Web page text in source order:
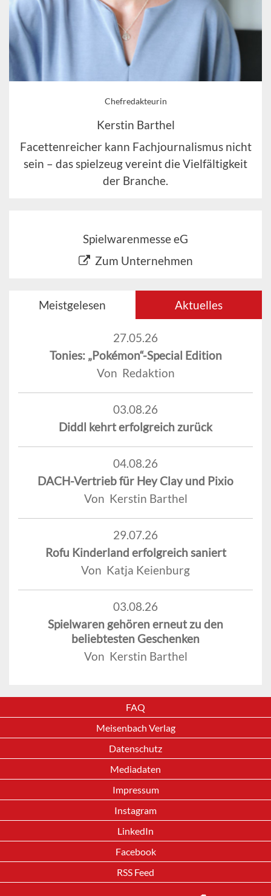
Chefredakteurin
Kerstin Barthel
Facettenreicher kann Fachjournalismus nicht
sein – das spielzeug vereint die Vielfältigkeit
der Branche.
Spielwarenmesse eG
Zum Unternehmen
Meistgelesen Aktuelles
27.05.26
Tonies: „Pokémon“-Special Edition
Von Redaktion
03.08.26
Diddl kehrt erfolgreich zurück
04.08.26
DACH-Vertrieb für Hey Clay und Pixio
Von Kerstin Barthel
29.07.26
Rofu Kinderland erfolgreich saniert
Von Katja Keienburg
03.08.26
Spielwaren gehören erneut zu den
beliebtesten Geschenken
Von Kerstin Barthel
FAQ
Meisenbach Verlag
Datenschutz
Mediadaten
Impressum
Instagram
LinkedIn
Facebook
RSS Feed